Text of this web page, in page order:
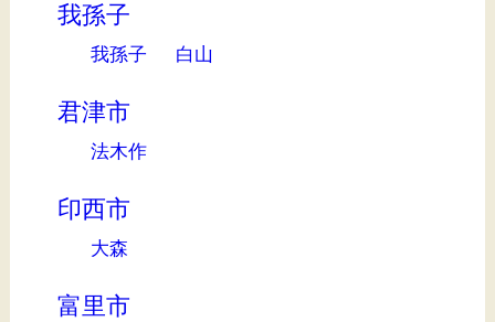
我孫子
我孫子 白山
君津市
法木作
印西市
大森
富里市